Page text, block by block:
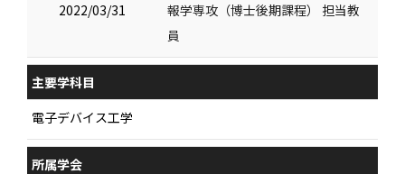
2022/03/31
報学専攻（博士後期課程） 担当教
員
主要学科目
電子デバイス工学
所属学会